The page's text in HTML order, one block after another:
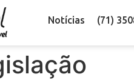
Notícias (71)